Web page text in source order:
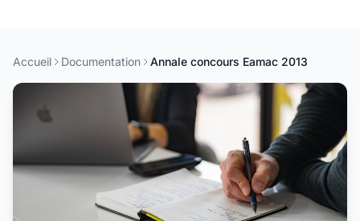
Accueil Documentation Annale concours Eamac 2013